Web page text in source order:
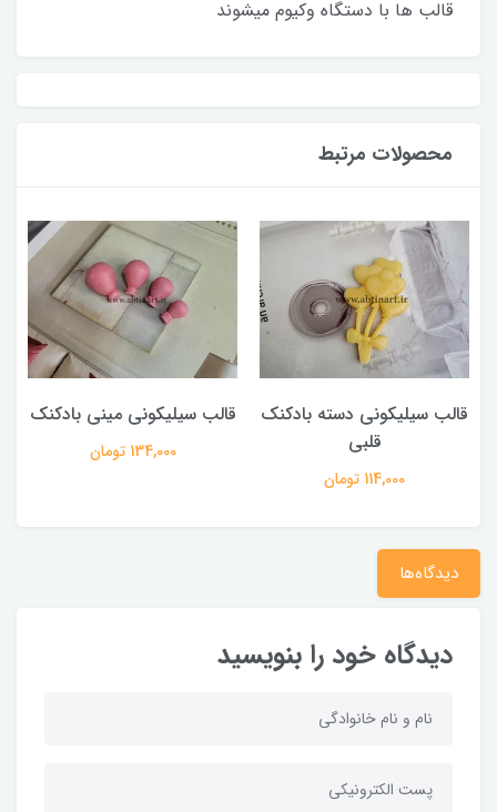
قالب ها با دستگاه وکیوم میشوند
محصولات مرتبط
قالب سیلیکونی دسته بادکنک
قلبی
114,000 تومان
قالب سیلیکونی مینی بادکنک
134,000 تومان
دیدگاه‌ها
دیدگاه خود را بنویسید